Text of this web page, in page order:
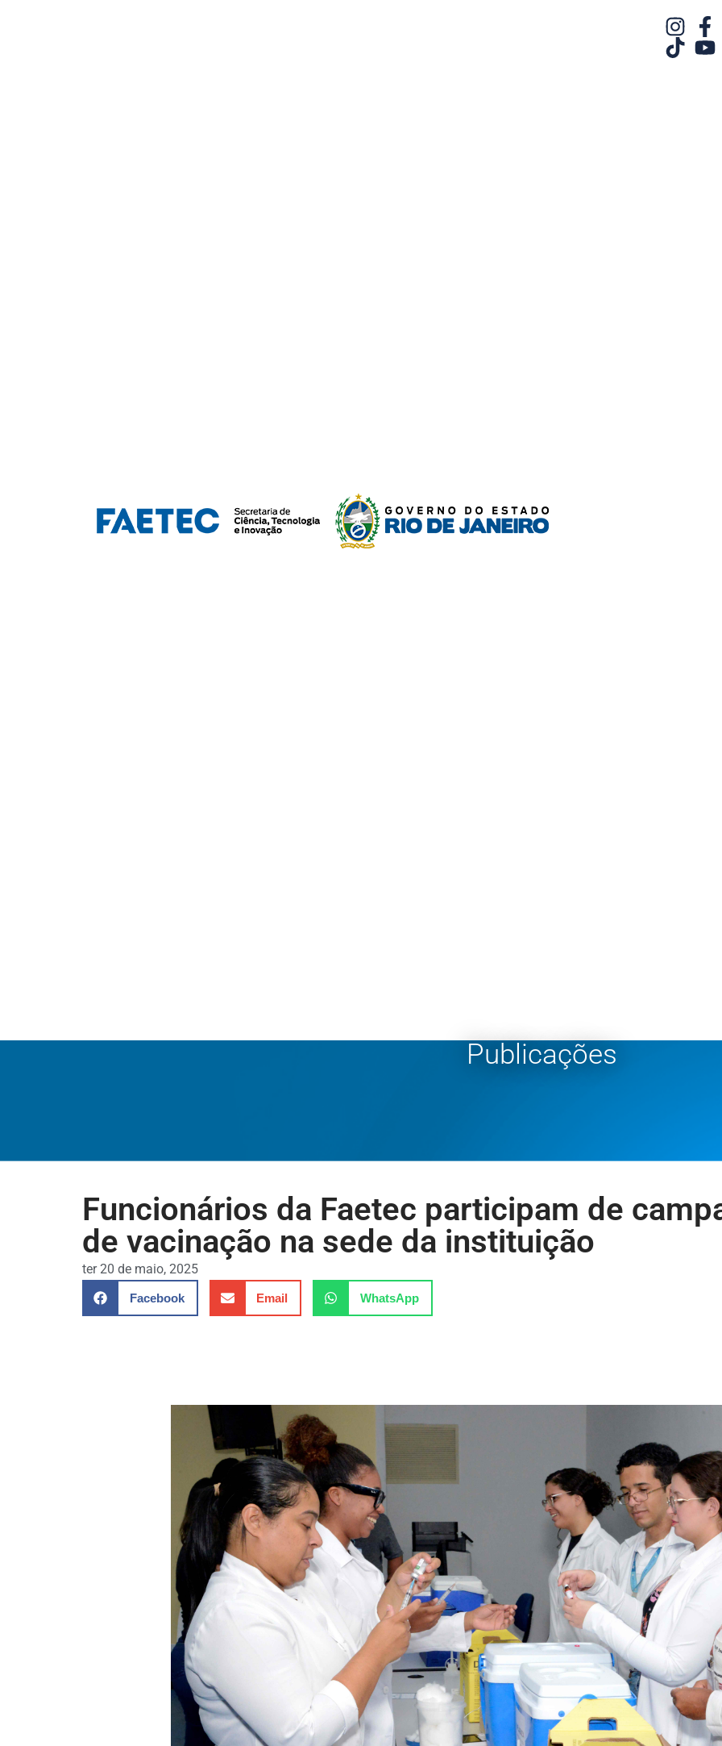
Publicações
Funcionários da Faetec participam de
de vacinação na sede da instituição
ter 20 de maio, 2025
Facebook Email WhatsApp